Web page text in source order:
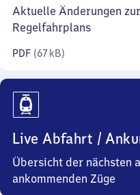
Aktuelle Änderungen
Regelfahrplans
PDF (67 kB)
Live Abfahrt /
Übersicht der nächsten
ankommenden Züge